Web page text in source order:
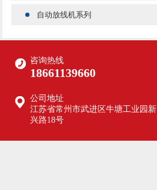
自动放线机系列
咨询热线
18661139660
公司地址
江苏省常州市武进区牛塘工业园新
兴路18号